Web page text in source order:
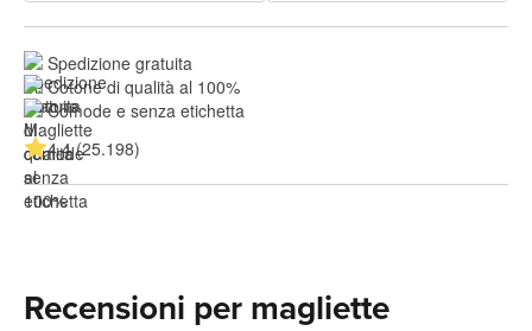
Spedizione gratuita
Cotone di qualità al 100%
Comode e senza etichetta
4.4 (25.198)
Recensioni per magliette